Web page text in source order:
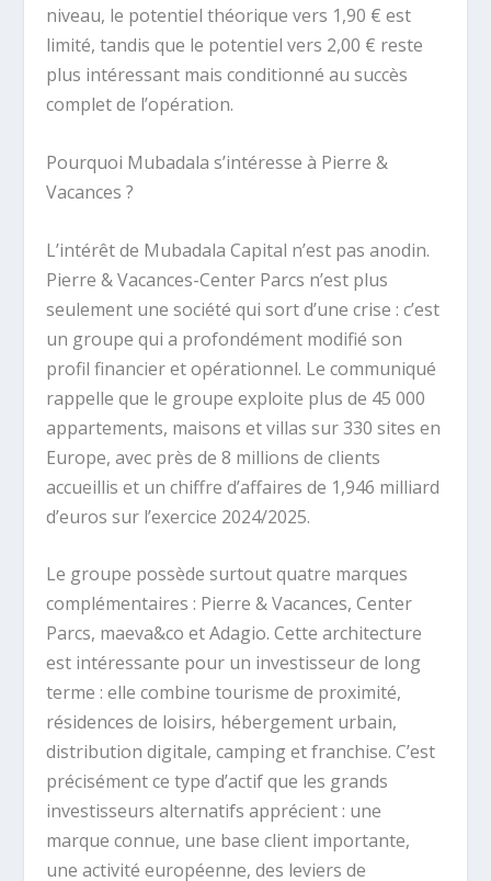
niveau, le potentiel théorique vers 1,90 € est
limité, tandis que le potentiel vers 2,00 € reste
plus intéressant mais conditionné au succès
complet de l’opération.
Pourquoi Mubadala s’intéresse à Pierre &
Vacances ?
L’intérêt de Mubadala Capital n’est pas anodin.
Pierre & Vacances-Center Parcs n’est plus
seulement une société qui sort d’une crise : c’est
un groupe qui a profondément modifié son
profil financier et opérationnel. Le communiqué
rappelle que le groupe exploite plus de 45 000
appartements, maisons et villas sur 330 sites en
Europe, avec près de 8 millions de clients
accueillis et un chiffre d’affaires de 1,946 milliard
d’euros sur l’exercice 2024/2025.
Le groupe possède surtout quatre marques
complémentaires : Pierre & Vacances, Center
Parcs, maeva&co et Adagio. Cette architecture
est intéressante pour un investisseur de long
terme : elle combine tourisme de proximité,
résidences de loisirs, hébergement urbain,
distribution digitale, camping et franchise. C’est
précisément ce type d’actif que les grands
investisseurs alternatifs apprécient : une
marque connue, une base client importante,
une activité européenne, des leviers de